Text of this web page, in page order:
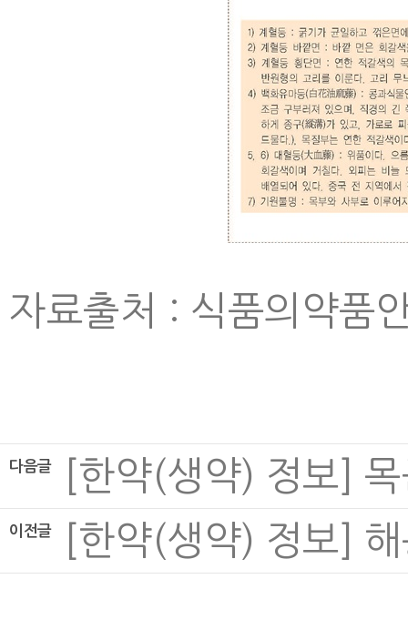
자료출처 : 식품의약품
다음글 [한약(생약) 정보]
이전글 [한약(생약) 정보]